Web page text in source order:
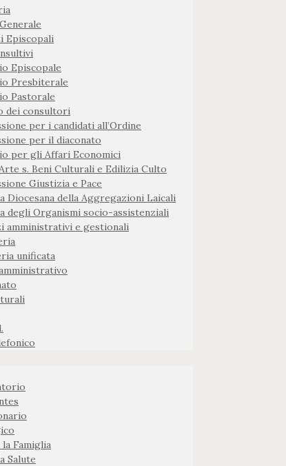
Episcopali
Episcopale
Presbiterale
Pastorale
dei consultori
per i candidati all’Ordine
per il diaconato
per gli Affari Economici
s. Beni Culturali e Edilizia Culto
Giustizia e Pace
Diocesana della Aggregazioni Laicali
degli Organismi socio-assistenziali
amministrativi e gestionali
unificata
Famiglia
Salute